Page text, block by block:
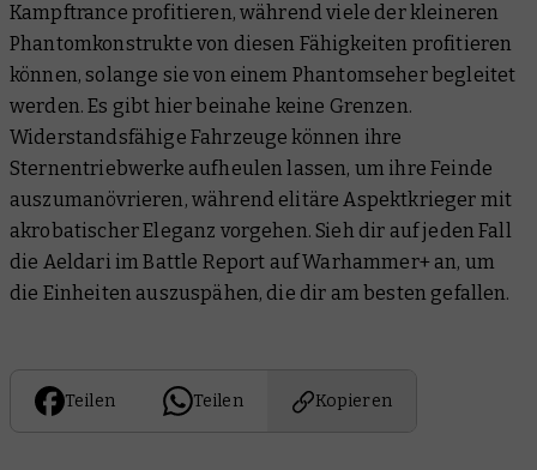
Kampftrance profitieren, während viele der kleineren
Phantomkonstrukte von diesen Fähigkeiten profitieren
können, solange sie von einem Phantomseher begleitet
werden. Es gibt hier beinahe keine Grenzen.
Widerstandsfähige Fahrzeuge können ihre
Sternentriebwerke aufheulen lassen, um ihre Feinde
auszumanövrieren, während elitäre Aspektkrieger mit
akrobatischer Eleganz vorgehen. Sieh dir auf jeden Fall
die Aeldari im Battle Report auf Warhammer+ an, um
die Einheiten auszuspähen, die dir am besten gefallen.
Teilen Teilen Kopieren